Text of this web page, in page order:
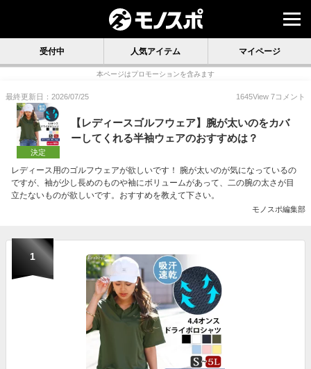
受付中 人気アイテム マイページ
本ページはプロモーションを含みます
最終更新日：2026/07/25 1645View 7コメント
決定
【レディースゴルフウェア】腕が太いのをカバ
ーしてくれる半袖ウェアのおすすめは？
レディース用のゴルフウェアが欲しいです！ 腕が太いのが気になっているの
ですが、袖が少し長めのものや袖にボリュームがあって、二の腕の太さが目
立たないものが欲しいです。おすすめを教えて下さい。
モノスポ編集部
1